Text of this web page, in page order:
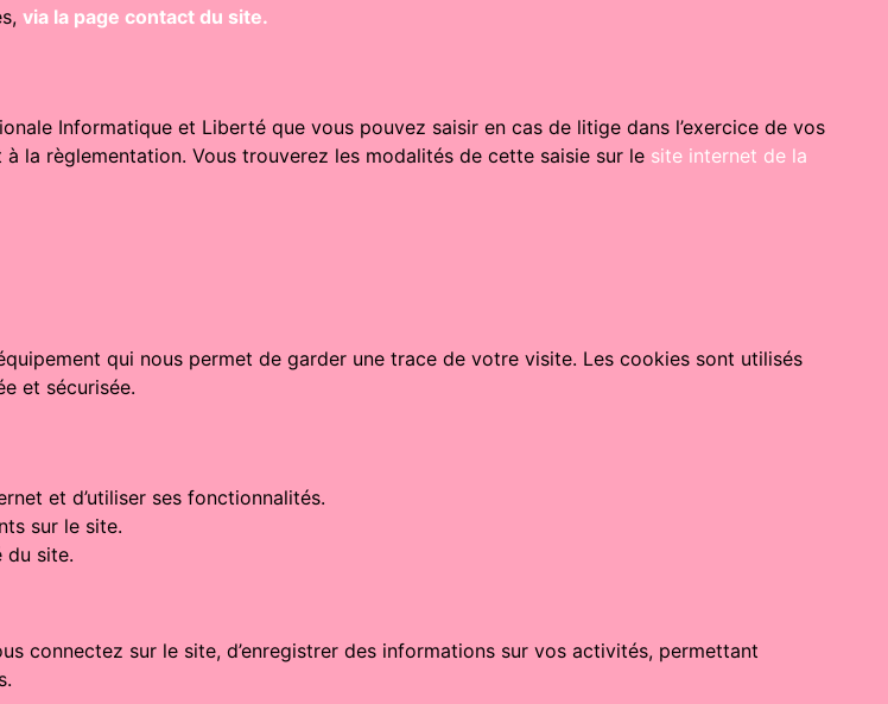
via la page contact du site.
Informatique et Liberté que vous pouvez saisir en cas de litige dans l’exercice de vos
la règlementation. Vous trouverez les modalités de cette saisie sur le site internet de la
qui nous permet de garder une trace de votre visite. Les cookies sont utilisés
et sécurisée.
et d’utiliser ses fonctionnalités.
sur le site.
du site.
connectez sur le site, d’enregistrer des informations sur vos activités, permettant